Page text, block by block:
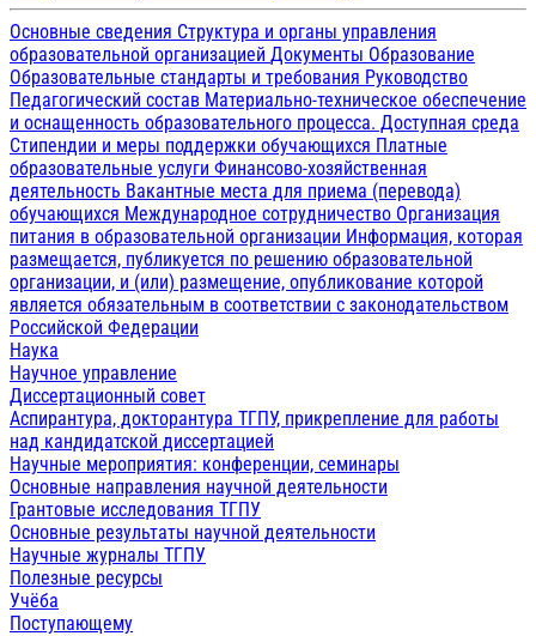
Основные сведения Структура и органы управления
образовательной организацией Документы Образование
Образовательные стандарты и требования Руководство
Педагогический состав Материально-техническое обеспечение
и оснащенность образовательного процесса. Доступная среда
Стипендии и меры поддержки обучающихся Платные
образовательные услуги Финансово-хозяйственная
деятельность Вакантные места для приема (перевода)
обучающихся Международное сотрудничество Организация
питания в образовательной организации Информация, которая
размещается, публикуется по решению образовательной
организации, и (или) размещение, опубликование которой
является обязательным в соответствии с законодательством
Российской Федерации
Наука
Научное управление
Диссертационный совет
Аспирантура, докторантура ТГПУ, прикрепление для работы
над кандидатской диссертацией
Научные мероприятия: конференции, семинары
Основные направления научной деятельности
Грантовые исследования ТГПУ
Основные результаты научной деятельности
Научные журналы ТГПУ
Полезные ресурсы
Учёба
Поступающему